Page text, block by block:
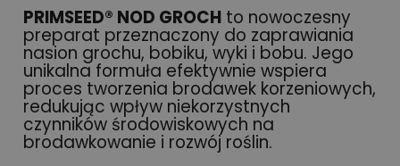
PRIMSEED® NOD GROCH to nowoczesny
preparat przeznaczony do zaprawiania
nasion grochu, bobiku, wyki i bobu. Jego
unikalna formuła efektywnie wspiera
proces tworzenia brodawek korzeniowych,
redukując wpływ niekorzystnych
czynników środowiskowych na
brodawkowanie i rozwój roślin.